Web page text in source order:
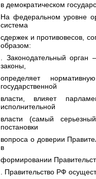
в демократическом
На федеральном уровне
система
сдержек и противовесов,
образом:
. Законодательный
законы,
определяет
государственной
власти, влияет
исполнительной
власти (самый
постановки
вопроса о доверии
в
формировании
. Правительство РФ